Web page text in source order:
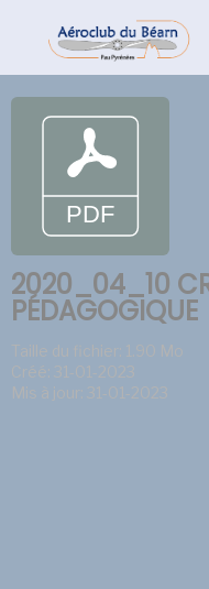
2020_04_10
PÉDAGOGIQUE
Taille du fichier: 1.90 Mo
Créé: 31-01-2023
Mis à jour: 31-01-2023